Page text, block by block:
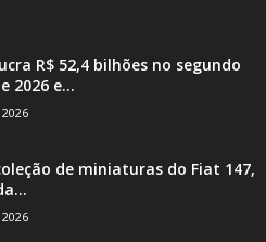
R$ 52,4 bilhões no segundo
2026 e...
de miniaturas do Fiat 147,